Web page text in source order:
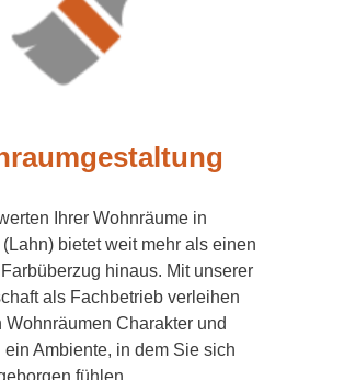
Ihrer Wohnräume in
(Lahn) bietet weit mehr als einen
hinaus. Mit unserer
als Fachbetrieb verleihen
Wohnräumen Charakter und
ein Ambiente, in dem Sie sich